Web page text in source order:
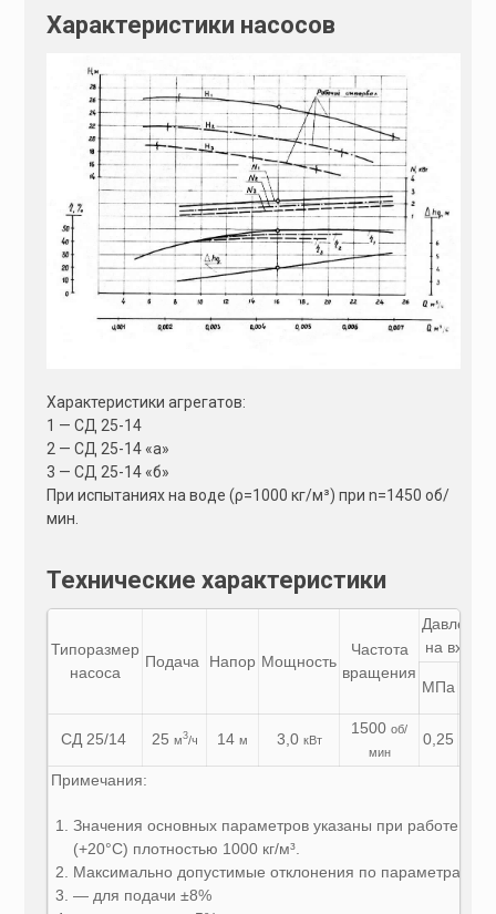
Характеристики насосов
Характеристики агрегатов:
1 — СД 25-14
2 — СД 25-14 «а»
3 — СД 25-14 «б»
При испытаниях на воде (ρ=1000 кг/м³) при n=1450 об/
мин.
Технические характеристики
Типоразмер
насоса
Подача Напор Мощность
Частота
вращения
Давление
на входе
МПа
СД 25/14 25 м3/ч 14м 3,0 кВт
1500об/
мин
0,25
Примечания:
Значения основных параметров указаны при работе
(+20°С) плотностью 1000 кг/м³.
Максимально допустимые отклонения по параметрам в
— для подачи ±8%